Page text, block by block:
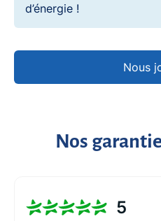
d’énergie !
Nous
Nos
5